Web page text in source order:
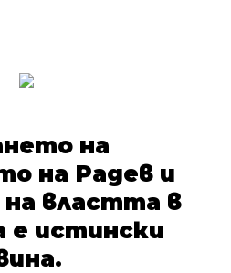
на
на Радев и
властта в
е истински